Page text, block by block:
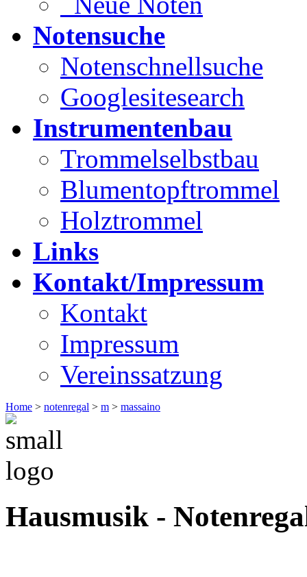
Notensuche
Notenschnellsuche
Googlesitesearch
Instrumentenbau
Trommelselbstbau
Blumentopftrommel
Holztrommel
Links
Kontakt/Impressum
Kontakt
Impressum
Vereinssatzung
Home > notenregal > m > massaino
Hausmusik -